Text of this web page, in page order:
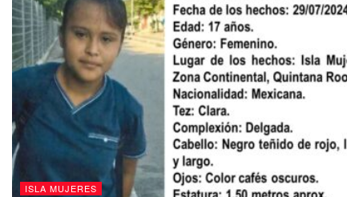
ISLA MUJERES